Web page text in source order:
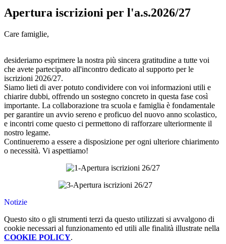
Apertura iscrizioni per l'a.s.2026/27
Care famiglie,
desideriamo esprimere la nostra più sincera gratitudine a tutte voi
che avete partecipato all'incontro dedicato al supporto per le
iscrizioni 2026/27.
Siamo lieti di aver potuto condividere con voi informazioni utili e
chiarire dubbi, offrendo un sostegno concreto in questa fase così
importante. La collaborazione tra scuola e famiglia è fondamentale
per garantire un avvio sereno e proficuo del nuovo anno scolastico,
e incontri come questo ci permettono di rafforzare ulteriormente il
nostro legame.
Continueremo a essere a disposizione per ogni ulteriore chiarimento
o necessità. Vi aspettiamo!
Notizie
Questo sito o gli strumenti terzi da questo utilizzati si avvalgono di
cookie necessari al funzionamento ed utili alle finalità illustrate nella
COOKIE POLICY.